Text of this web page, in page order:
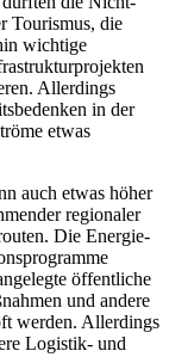
Tourismus, die
wichtige
Allerdings
in der
etwas
auch etwas höher
regionaler
Die Energie-
öffentliche
und andere
werden. Allerdings
Logistik- und